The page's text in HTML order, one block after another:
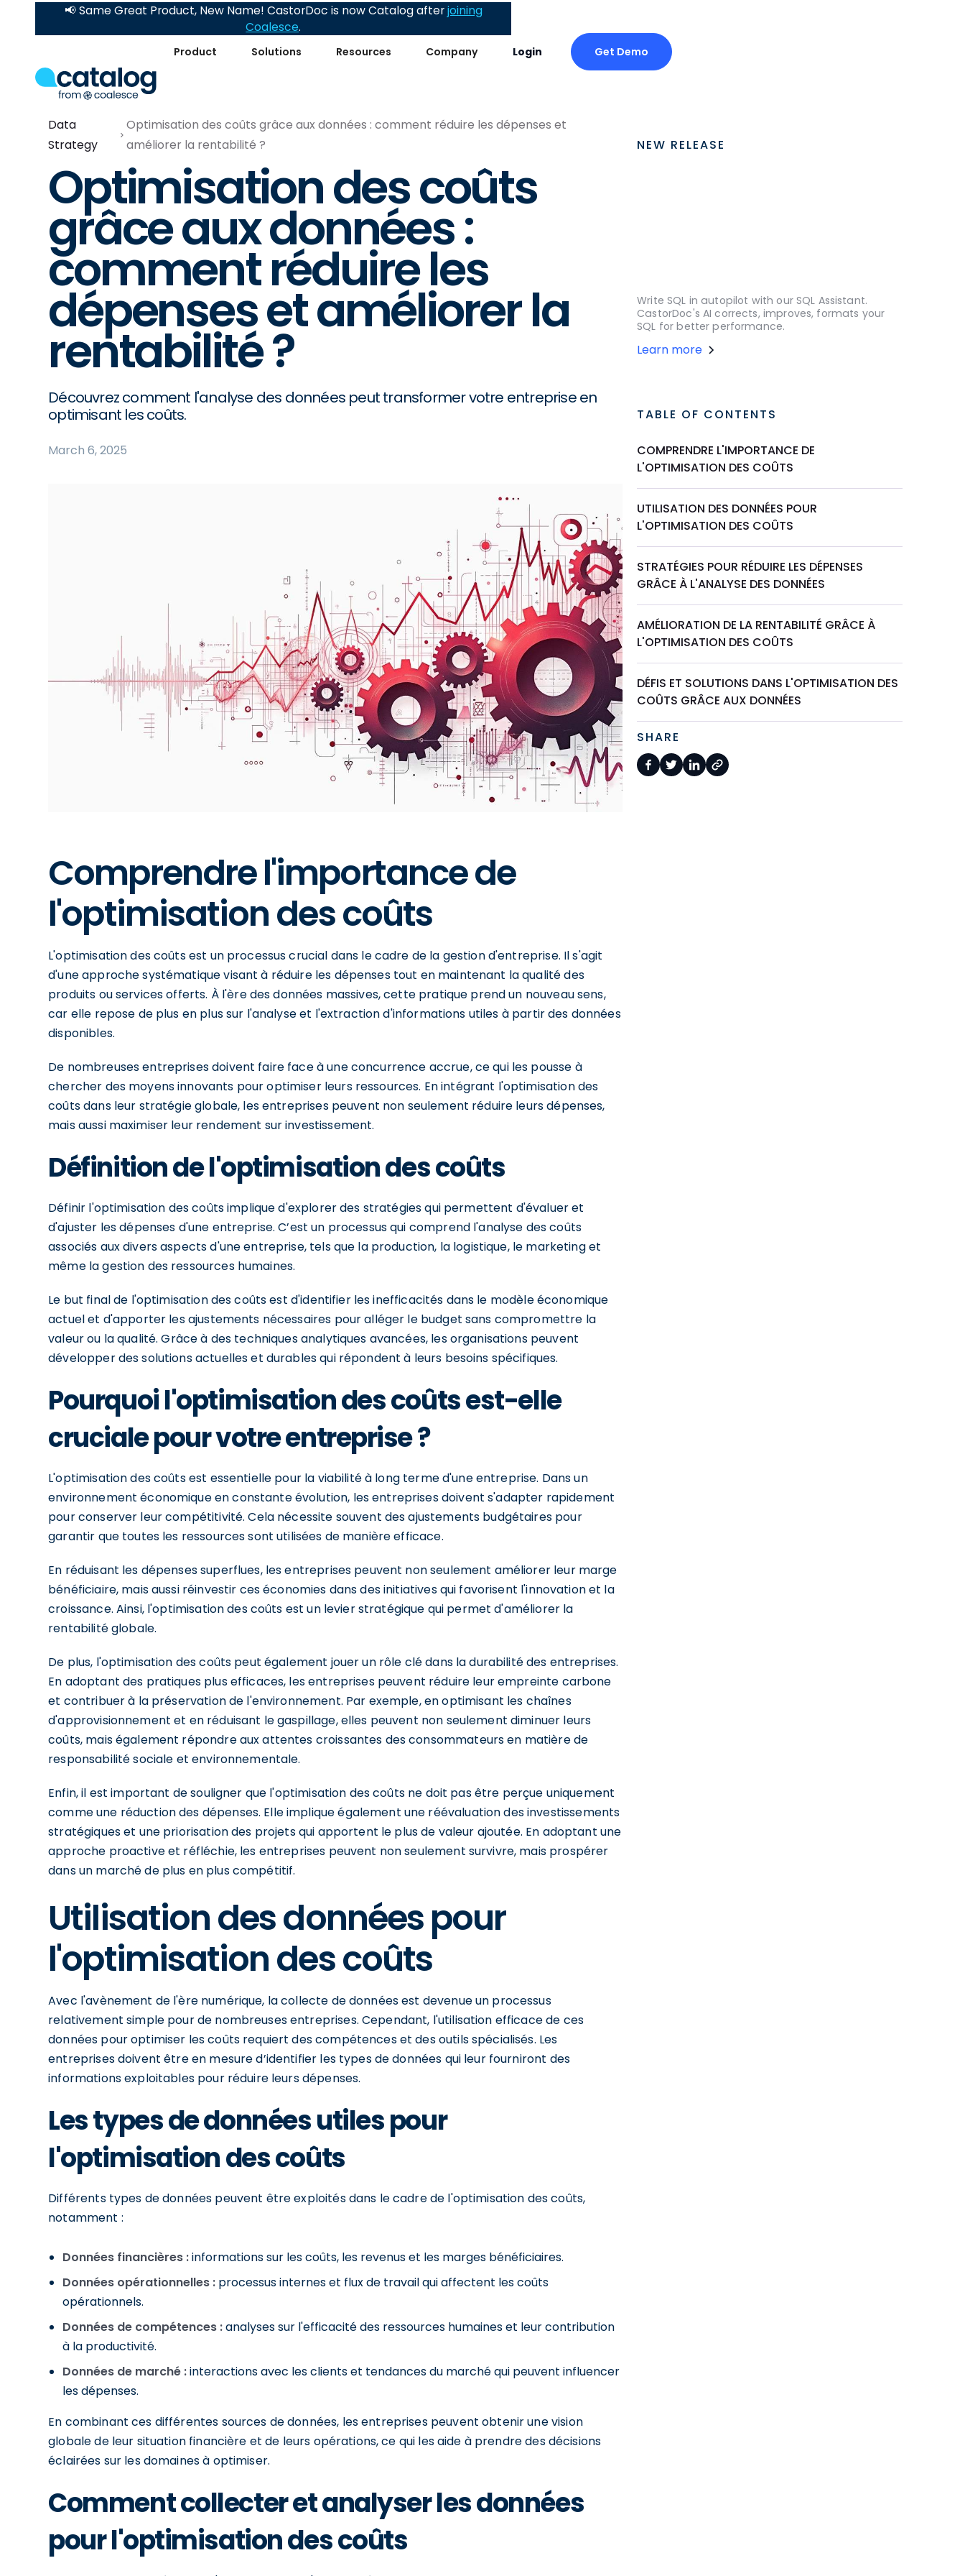
Product Solutions Resources Company Login Get Demo
📢 Same Great Product, New Name! CastorDoc is now Catalog afterjoining
Coalesce.
Data
Strategy
Optimisation des coûts grâce aux données : comment réduire les dépenses et
améliorer la rentabilité ?
Optimisation des coûts
grâce aux données :
comment réduire les
dépenses et améliorer la
rentabilité ?
Découvrez comment l'analyse des données peut transformer votre entreprise en
optimisant les coûts.
March 6, 2025
Comprendre l'importance de
l'optimisation des coûts
L'optimisation des coûts est un processus crucial dans le cadre de la gestion d'entreprise. Il s'agit
d'une approche systématique visant à réduire les dépenses tout en maintenant la qualité des
produits ou services offerts. À l'ère des données massives, cette pratique prend un nouveau sens,
car elle repose de plus en plus sur l'analyse et l'extraction d'informations utiles à partir des données
disponibles.
De nombreuses entreprises doivent faire face à une concurrence accrue, ce qui les pousse à
chercher des moyens innovants pour optimiser leurs ressources. En intégrant l'optimisation des
coûts dans leur stratégie globale, les entreprises peuvent non seulement réduire leurs dépenses,
mais aussi maximiser leur rendement sur investissement.
Définition de l'optimisation des coûts
Définir l'optimisation des coûts implique d'explorer des stratégies qui permettent d'évaluer et
d'ajuster les dépenses d'une entreprise. C’est un processus qui comprend l'analyse des coûts
associés aux divers aspects d'une entreprise, tels que la production, la logistique, le marketing et
même la gestion des ressources humaines.
Le but final de l'optimisation des coûts est d'identifier les inefficacités dans le modèle économique
actuel et d'apporter les ajustements nécessaires pour alléger le budget sans compromettre la
valeur ou la qualité. Grâce à des techniques analytiques avancées, les organisations peuvent
développer des solutions actuelles et durables qui répondent à leurs besoins spécifiques.
Pourquoi l'optimisation des coûts est-elle
cruciale pour votre entreprise ?
L'optimisation des coûts est essentielle pour la viabilité à long terme d'une entreprise. Dans un
environnement économique en constante évolution, les entreprises doivent s'adapter rapidement
pour conserver leur compétitivité. Cela nécessite souvent des ajustements budgétaires pour
garantir que toutes les ressources sont utilisées de manière efficace.
En réduisant les dépenses superflues, les entreprises peuvent non seulement améliorer leur marge
bénéficiaire, mais aussi réinvestir ces économies dans des initiatives qui favorisent l'innovation et la
croissance. Ainsi, l'optimisation des coûts est un levier stratégique qui permet d'améliorer la
rentabilité globale.
De plus, l'optimisation des coûts peut également jouer un rôle clé dans la durabilité des entreprises.
En adoptant des pratiques plus efficaces, les entreprises peuvent réduire leur empreinte carbone
et contribuer à la préservation de l'environnement. Par exemple, en optimisant les chaînes
d'approvisionnement et en réduisant le gaspillage, elles peuvent non seulement diminuer leurs
coûts, mais également répondre aux attentes croissantes des consommateurs en matière de
responsabilité sociale et environnementale.
Enfin, il est important de souligner que l'optimisation des coûts ne doit pas être perçue uniquement
comme une réduction des dépenses. Elle implique également une réévaluation des investissements
stratégiques et une priorisation des projets qui apportent le plus de valeur ajoutée. En adoptant une
approche proactive et réfléchie, les entreprises peuvent non seulement survivre, mais prospérer
dans un marché de plus en plus compétitif.
Utilisation des données pour
l'optimisation des coûts
Avec l'avènement de l'ère numérique, la collecte de données est devenue un processus
relativement simple pour de nombreuses entreprises. Cependant, l'utilisation efficace de ces
données pour optimiser les coûts requiert des compétences et des outils spécialisés. Les
entreprises doivent être en mesure d’identifier les types de données qui leur fourniront des
informations exploitables pour réduire leurs dépenses.
Les types de données utiles pour
l'optimisation des coûts
Différents types de données peuvent être exploités dans le cadre de l'optimisation des coûts,
notamment :
Données financières :informations sur les coûts, les revenus et les marges bénéficiaires.
Données opérationnelles : processus internes et flux de travail qui affectent les coûts
opérationnels.
Données de compétences :analyses sur l'efficacité des ressources humaines et leur contribution
à la productivité.
Données de marché :interactions avec les clients et tendances du marché qui peuvent influencer
les dépenses.
En combinant ces différentes sources de données, les entreprises peuvent obtenir une vision
globale de leur situation financière et de leurs opérations, ce qui les aide à prendre des décisions
éclairées sur les domaines à optimiser.
Comment collecter et analyser les données
pour l'optimisation des coûts
NEW RELEASE
Write SQL in autopilot with our SQL Assistant.
CastorDoc's AI corrects, improves, formats your
SQL for better performance.
Learn more
TABLE OF CONTENTS
COMPRENDRE L'IMPORTANCE DE
L'OPTIMISATION DES COÛTS
UTILISATION DES DONNÉES POUR
L'OPTIMISATION DES COÛTS
STRATÉGIES POUR RÉDUIRE LES DÉPENSES
GRÂCE À L'ANALYSE DES DONNÉES
AMÉLIORATION DE LA RENTABILITÉ GRÂCE À
L'OPTIMISATION DES COÛTS
DÉFIS ET SOLUTIONS DANS L'OPTIMISATION DES
COÛTS GRÂCE AUX DONNÉES
SHARE